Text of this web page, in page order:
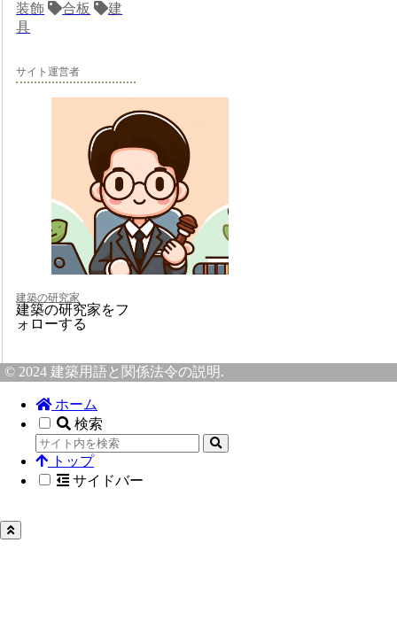
装飾
合板
建
具
サイト運営者
建築の研究家
建築の研究家をフ
ォローする
© 2024 建築用語と関係法令の説明.
ホーム
検索
トップ
サイドバー